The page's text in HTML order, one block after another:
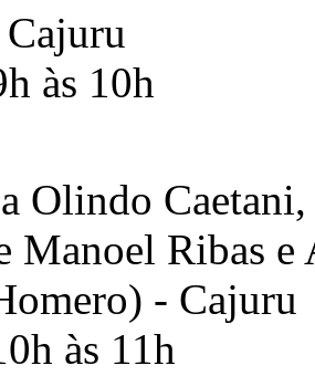
às 10h
Olindo
Manoel Ribas
- Cajuru
às 11h